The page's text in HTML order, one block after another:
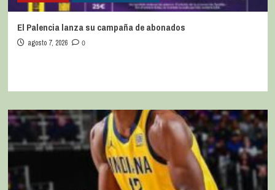
El Palencia lanza su campaña de abonados
agosto 7, 2026 0